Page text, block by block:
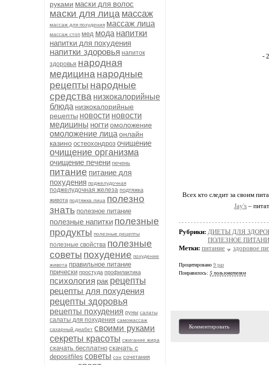
руками маски для волос
маски для лица массаж
массаж для похудения массаж лица
массаж стоп мед мода напитки
напитки для похудения
напитки здоровья напиток
здоровья народная
медицина народные
рецепты народные
средства низкокалорийные
блюда низкокалорийные
рецепты новости новости
медицины ногтиомоложение
омоложение лица онлайн
казино остеохондроз очищение
очищение организма
очищение печени печень
питание питание для
похудения поджелудочная
поджелудочная железа подтяжка
живота подтяжка лица полезно
знать полезное питание
полезные напитки полезные
продукты полезные рецепты
полезные свойства полезные
советы похудение похудение
живота правильное питание
прически простуда профилактика
психология рак рецепты
рецепты для похудения
рецепты здоровья
рецепты похудения руны салаты
салаты для похудения самомассаж
сахарный диабет своими руками
секреты красоты сжигание жира
скачать бесплатно скачать с
depositfiles советы сон сочетания
-
Всех кто следит за своим
Jay's –
Рубрики: ДИЕТЫ ДЛЯ
ПОЛЕЗНОЕ
Метки: питание здоровое
Процитировано 9 раз
Понравилось: 5 пользователям
Комментировать